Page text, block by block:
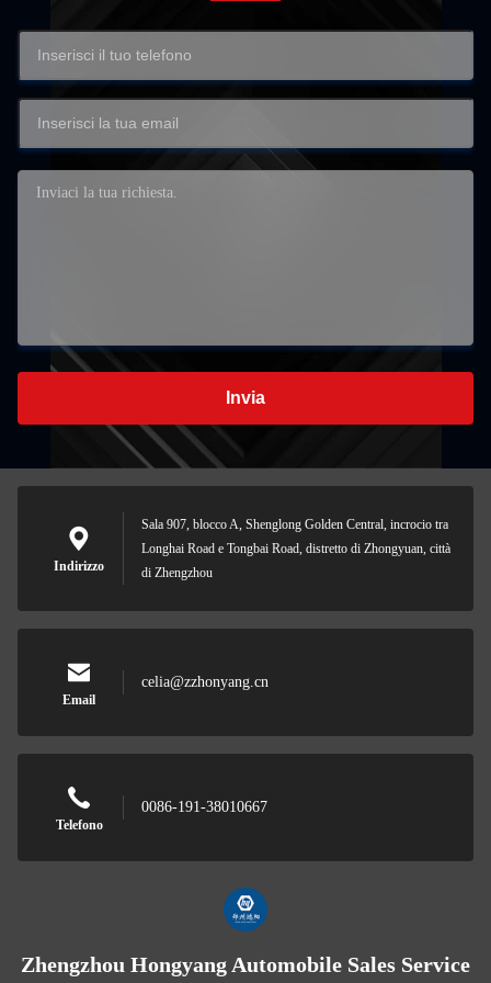
Invia
Indirizzo
Sala 907, blocco A, Shenglong Golden Central, incrocio tra
Longhai Road e Tongbai Road, distretto di Zhongyuan, città
di Zhengzhou
Email
celia@zzhonyang.cn
Telefono
0086-191-38010667
Zhengzhou Hongyang Automobile Sales Service